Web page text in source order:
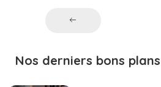
Nos derniers bons plans